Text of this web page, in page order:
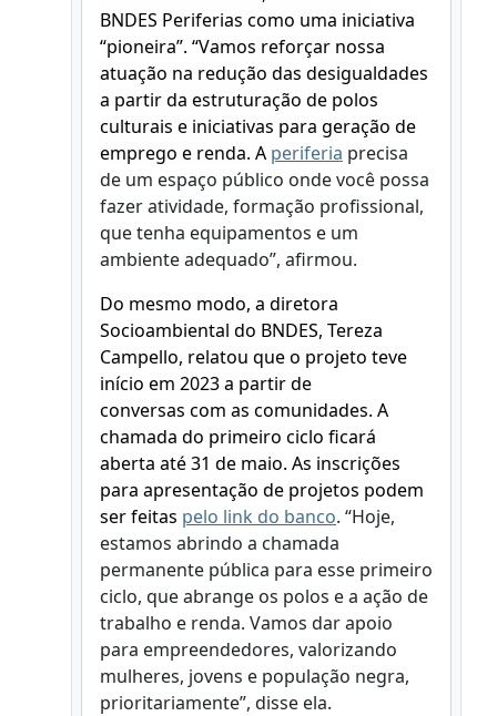
BNDES Periferias como uma iniciativa
“pioneira”. “Vamos reforçar nossa
atuação na redução das desigualdades
a partir da estruturação de polos
culturais e iniciativas para geração de
emprego e renda. A periferia precisa
de um espaço público onde você possa
fazer atividade, formação profissional,
que tenha equipamentos e um
ambiente adequado”, afirmou.
Do mesmo modo, a diretora
Socioambiental do BNDES, Tereza
Campello, relatou que o projeto teve
início em 2023 a partir de
conversas com as comunidades. A
chamada do primeiro ciclo ficará
aberta até 31 de maio. As inscrições
para apresentação de projetos podem
ser feitas pelo link do banco. “Hoje,
estamos abrindo a chamada
permanente pública para esse primeiro
ciclo, que abrange os polos e a ação de
trabalho e renda. Vamos dar apoio
para empreendedores, valorizando
mulheres, jovens e população negra,
prioritariamente”, disse ela.